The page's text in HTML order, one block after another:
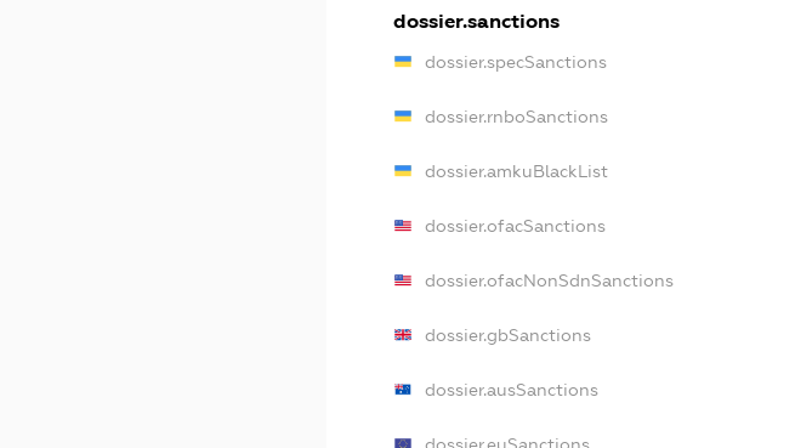
dossier.sanctions
dossier.specSanctions
dossier.rnboSanctions
dossier.amkuBlackList
dossier.ofacSanctions
dossier.ofacNonSdnSanctions
dossier.gbSanctions
dossier.ausSanctions